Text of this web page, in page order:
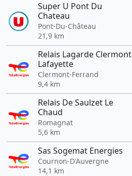
Super U Pont Du
Chateau
Pont-Du-Château
21,9 km
Relais Lagarde Clermont
Lafayette
Clermont-Ferrand
9,4 km
Relais De Saulzet Le
Chaud
Romagnat
5,6 km
Sas Sogemat Energies
Cournon-D'Auvergne
14,1 km